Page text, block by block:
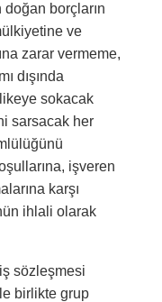
borçların
ve
zarar vermeme,
dışında
sokacak
sarsacak her
işveren
karşı
ihlali olarak
sözleşmesi
birlikte grup